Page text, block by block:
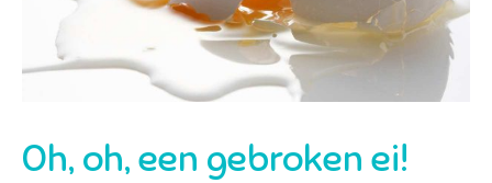
Oh, oh, een gebroken ei!